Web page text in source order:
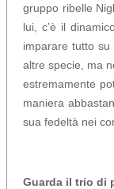
gruppo ribelle
lui, c’è il
imparare tutto
altre specie, ma
estremamente
maniera
sua fedeltà nei
Guarda il trio di